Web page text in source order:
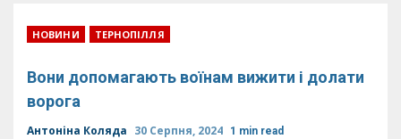
НОВИНИ ТЕРНОПІЛЛЯ
Вони допомагають воїнам вижити і долати
ворога
Антоніна Коляда 30 Серпня, 2024 1 min read